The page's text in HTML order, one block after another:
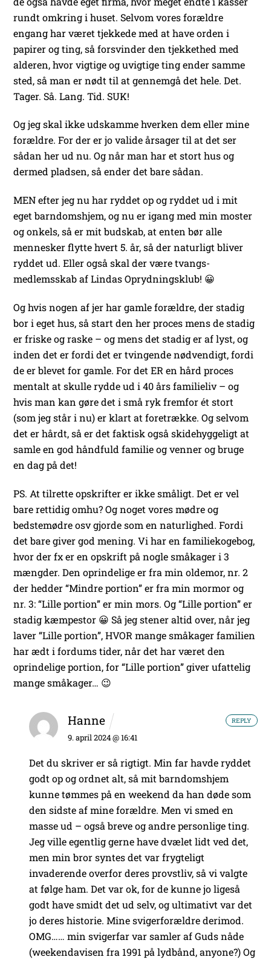
rundt omkring i huset. Selvom vores forældre
engang har været tjekkede med at have orden i
papirer og ting, så forsvinder den tjekkethed med
alderen, hvor vigtige og uvigtige ting ender samme
sted, så man er nødt til at gennemgå det hele. Det.
Tager. Så. Lang. Tid. SUK!
Og jeg skal ikke udskamme hverken dem eller mine
forældre. For der er jo valide årsager til at det ser
sådan her ud nu. Og når man har et stort hus og
dermed pladsen, så ender det bare sådan.
MEN efter jeg nu har ryddet op og ryddet ud i mit
eget barndomshjem, og nu er igang med min moster
og onkels, så er mit budskab, at enten bør alle
mennesker flytte hvert 5. år, så der naturligt bliver
ryddet ud. Eller også skal der være tvangs-
medlemsskab af Lindas Oprydningsklub! 😀
Og hvis nogen af jer har gamle forældre, der stadig
bor i eget hus, så start den her proces mens de stadig
er friske og raske – og mens det stadig er af lyst, og
inden det er fordi det er tvingende nødvendigt, fordi
de er blevet for gamle. For det ER en hård proces
mentalt at skulle rydde ud i 40 års familieliv – og
hvis man kan gøre det i små ryk fremfor ét stort
(som jeg står i nu) er klart at foretrække. Og selvom
det er hårdt, så er det faktisk også skidehyggeligt at
samle en god håndfuld familie og venner og bruge
en dag på det!
PS. At tilrette opskrifter er ikke småligt. Det er vel
bare rettidig omhu? Og noget vores mødre og
bedstemødre osv gjorde som en naturlighed. Fordi
det bare giver god mening. Vi har en familiekogebog,
hvor der fx er en opskrift på nogle småkager i 3
mængder. Den oprindelige er fra min oldemor, nr. 2
der hedder “Mindre portion” er fra min mormor og
nr. 3: “Lille portion” er min mors. Og “Lille portion” er
stadig kæmpestor 😀 Så jeg stener altid over, når jeg
laver “Lille portion”, HVOR mange småkager familien
har ædt i fordums tider, når det har været den
oprindelige portion, for “Lille portion” giver ufattelig
mange småkager… 😉
Hanne
9. april 2024 @ 16:41
Det du skriver er så rigtigt. Min far havde ryddet
godt op og ordnet alt, så mit barndomshjem
kunne tømmes på en weekend da han døde som
den sidste af mine forældre. Men vi smed en
masse ud – også breve og andre personlige ting.
Jeg ville egentlig gerne have dvælet lidt ved det,
men min bror syntes det var frygteligt
invaderende overfor deres provstliv, så vi valgte
at følge ham. Det var ok, for de kunne jo ligeså
godt have smidt det ud selv, og ultimativt var det
jo deres historie. Mine svigerforældre derimod.
OMG…… min svigerfar var samler af Guds nåde
(weekendavisen fra 1991 på lydbånd, anyone?) Og
REPLY